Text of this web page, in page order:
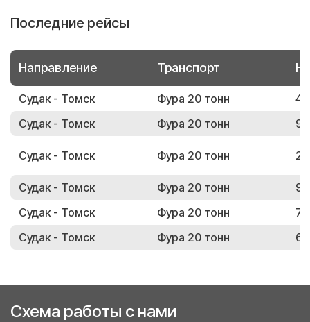
Последние рейсы
Направление Транспорт
Судак - Томск Фура 20 тонн
Судак - Томск
Фура 20 тонн
Судак - Томск Фура 20 тонн
Судак - Томск Фура 20 тонн
Судак - Томск
Фура 20 тонн
Судак - Томск
Фура 20 тонн
Схема работы с нами